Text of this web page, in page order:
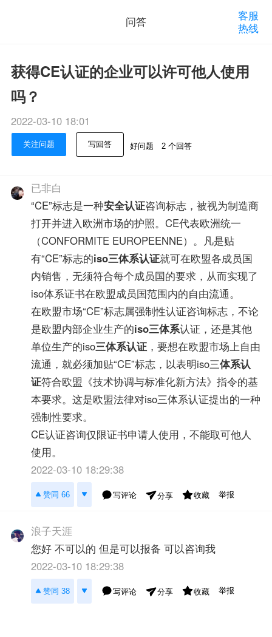
问答
客服
热线
获得CE认证的企业可以许可他人使用
吗？
2022-03-10 18:01
关注问题 写回答 好问题 2 个回答
已非白
“CE”标志是一种安全认证咨询标志，被视为制造商
打开并进入欧洲市场的护照。CE代表欧洲统一
（CONFORMITE EUROPEENNE）。凡是贴
有“CE”标志的iso三体系认证就可在欧盟各成员国
内销售，无须符合每个成员国的要求，从而实现了
iso体系证书在欧盟成员国范围内的自由流通。
在欧盟市场“CE”标志属强制性认证咨询标志，不论
是欧盟内部企业生产的iso三体系认证，还是其他
单位生产的iso三体系认证 ，要想在欧盟市场上自由
流通，就必须加贴“CE”标志，以表明iso三体系认
证符合欧盟《技术协调与标准化新方法》指令的基
本要求。这是欧盟法律对iso三体系认证提出的一种
强制性要求。
CE认证咨询仅限证书申请人使用，不能取可他人
使用。
2022-03-10 18:29:38
赞同 66 写评论 分享 收藏 举报
浪子天涯
您好 不可以的 但是可以报备 可以咨询我
2022-03-10 18:29:38
赞同 38 写评论 分享 收藏 举报